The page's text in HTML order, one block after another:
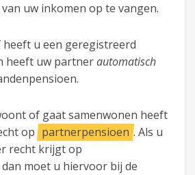
uw inkomen op te vangen.
u een geregistreerd
heeft uw partnerautomatisch
of gaat samenwonen heeft
op partnerpensioen . Als u
recht krijgt op
moet u hiervoor bij de